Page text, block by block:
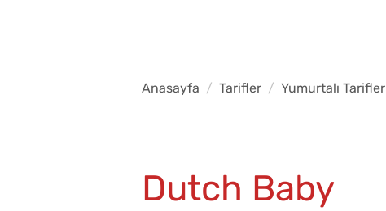
Anasayfa Tarifler Yumurtalı Tarifler
Dutch Baby